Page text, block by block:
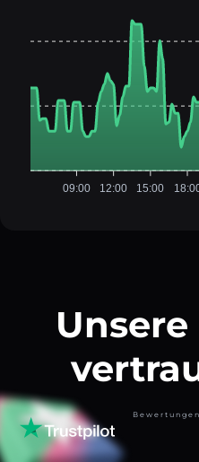
09:00 12:00 15:00